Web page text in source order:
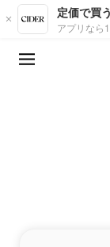
Skip to main content
定価で買
アプリなら